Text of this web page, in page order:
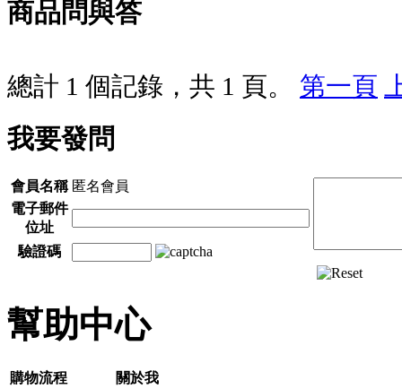
商品問與答
總計 1 個記錄，共 1 頁。 第一頁
我要發問
會員名稱 匿名會員
電子郵件
位址
驗證碼
幫助中心
購物流程 關於我